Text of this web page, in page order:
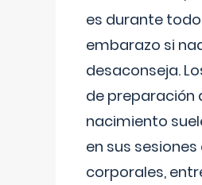
es durante
embarazo si
desaconseja.
de preparación
nacimiento
en sus
corporales,